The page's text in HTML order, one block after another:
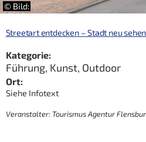
© Bild:
Streetart entdecken – Stadt neu sehen
Kategorie:
Führung, Kunst, Outdoor
Ort:
Siehe Infotext
Veranstalter: Tourismus Agentur